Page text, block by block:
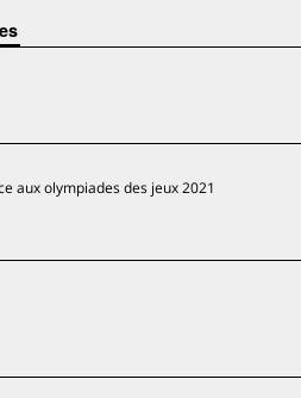
aux olympiades des jeux 2021